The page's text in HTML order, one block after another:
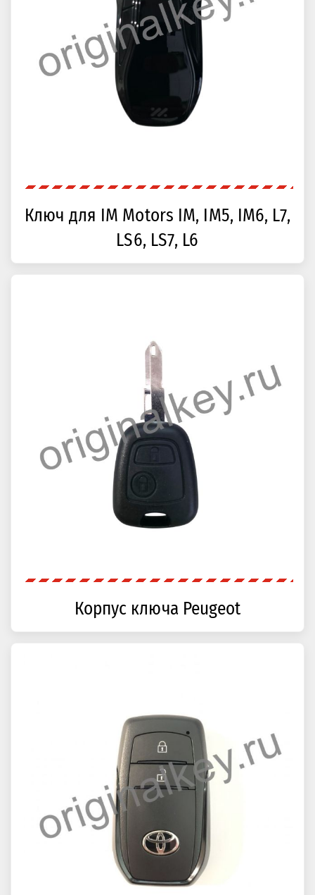
Ключ для IM Motors IM, IM5, IM6, L7,
LS6, LS7, L6
Корпус ключа Peugeot